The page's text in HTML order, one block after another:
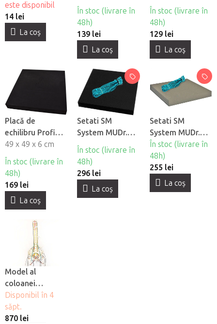
scurtă
este disponibil
14 lei
La coş
În stoc (livrare în
48h)
139 lei
La coş
În stoc (livrare în
48h)
129 lei
La coş
Placă de
echilibru Profi
SM System
MUDr. Šmíšek
49 x 49 x 6 cm
În stoc (livrare în
48h)
169 lei
La coş
Setati SM
System MUDr.
Smíšek - Funie
elastica +
covoras de
echilibru Profi
În stoc (livrare în
48h)
296 lei
La coş
Setati SM
System MUDr.
Smíšek - Funie
elastică + Pad
Personal
În stoc (livrare în
48h)
255 lei
La coş
Model al
coloanei
vertebrale cu
muschi în mărime
naturală SM
Disponibil în 4
săpt.
870 lei